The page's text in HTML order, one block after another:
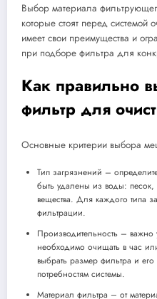
Выбор материала
которые стоят перед
имеет свои преимущества и
при подборе фильтра для
Как правильно
фильтр для
Основные критерии выбора
Тип загрязнений –
быть удалены из воды:
вещества. Для каждого типа
фильтрации.
Производительность – важно
необходимо очищать в час
выбрать размер фильтра и
потребностям системы.
Материал фильтра – от